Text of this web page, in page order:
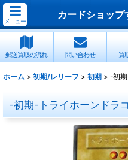
メニュー
カードショッ
郵送買取の流れ 問い合わせ 買
ホーム > 初期/レリーフ > 初期 > -初
-初期-トライホーンドラ